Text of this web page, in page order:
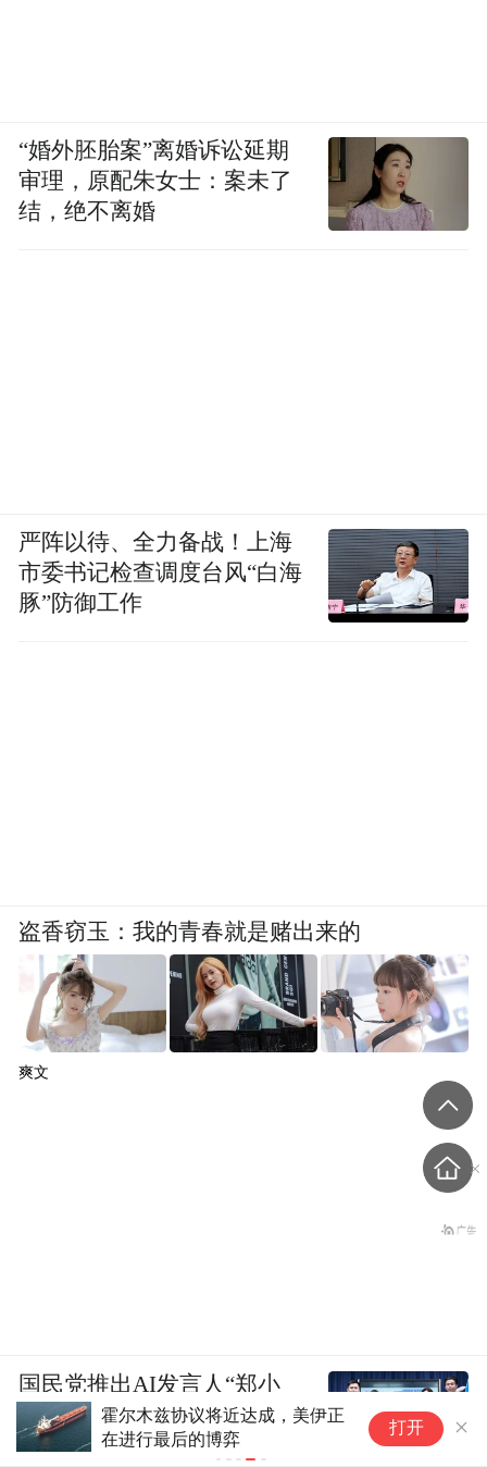
打开
“婚外胚胎案”离婚诉讼延期
审理，原配朱女士：案未了
结，绝不离婚
严阵以待、全力备战！上海
市委书记检查调度台风“白海
豚”防御工作
盗香窃玉：我的青春就是赌出来的
爽文
国民党推出AI发言人“郑小
文”迎战民进党